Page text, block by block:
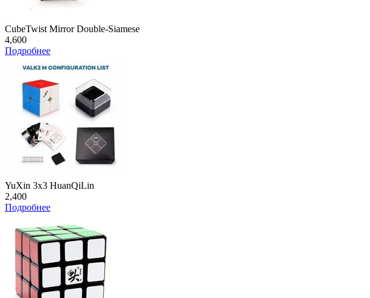
CubeTwist Mirror Double-Siamese
4,600
Подробнее
YuXin 3x3 HuanQiLin
2,400
Подробнее